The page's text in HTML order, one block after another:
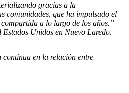
gracias a la
comunidades, que ha impulsado el
a lo largo de los años,”
Unidos en Nuevo Laredo,
continua en la relación entre